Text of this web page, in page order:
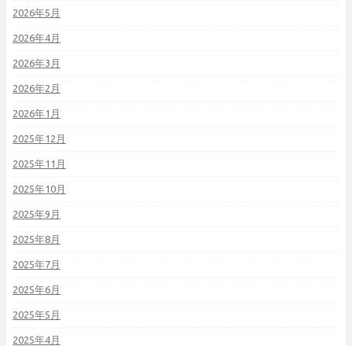
2026年5月
2026年4月
2026年3月
2026年2月
2026年1月
2025年12月
2025年11月
2025年10月
2025年9月
2025年8月
2025年7月
2025年6月
2025年5月
2025年4月